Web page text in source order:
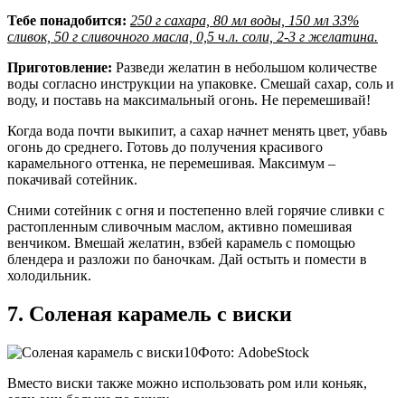
Тебе понадобится: 250 г сахара, 80 мл воды, 150 мл 33%
сливок, 50 г сливочного масла, 0,5 ч.л. соли, 2-3 г желатина.
Приготовление: Разведи желатин в небольшом количестве
воды согласно инструкции на упаковке. Смешай сахар, соль и
воду, и поставь на максимальный огонь. Не перемешивай!
Когда вода почти выкипит, а сахар начнет менять цвет, убавь
огонь до среднего. Готовь до получения красивого
карамельного оттенка, не перемешивая. Максимум –
покачивай сотейник.
Сними сотейник с огня и постепенно влей горячие сливки с
растопленным сливочным маслом, активно помешивая
венчиком. Вмешай желатин, взбей карамель с помощью
блендера и разложи по баночкам. Дай остыть и помести в
холодильник.
7. Соленая карамель с виски
Фото: AdobeStock
Вместо виски также можно использовать ром или коньяк,